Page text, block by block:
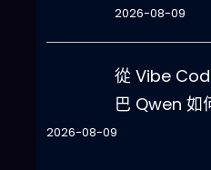
2026-08-09
從 Vibe
巴 Qwen 如
2026-08-09